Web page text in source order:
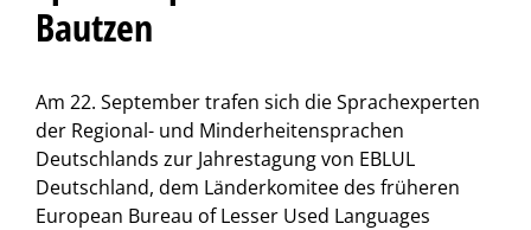
Bautzen
Am 22. September trafen sich die Sprachexperten
der Regional- und Minderheitensprachen
Deutschlands zur Jahrestagung von EBLUL
Deutschland, dem Länderkomitee des früheren
European Bureau of Lesser Used Languages